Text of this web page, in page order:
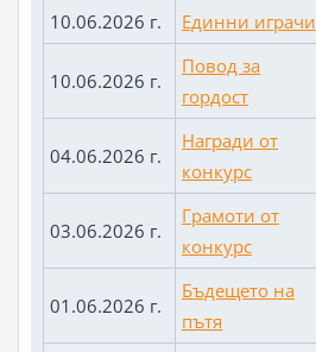
10.06.2026 г. Единни играчи
10.06.2026 г.
Повод за
гордост
04.06.2026 г.
Награди от
конкурс
03.06.2026 г.
Грамоти от
конкурс
01.06.2026 г.
Бъдещето на
пътя